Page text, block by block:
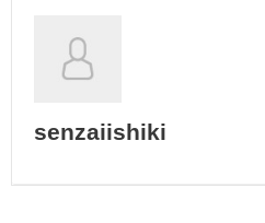
senzaiishiki